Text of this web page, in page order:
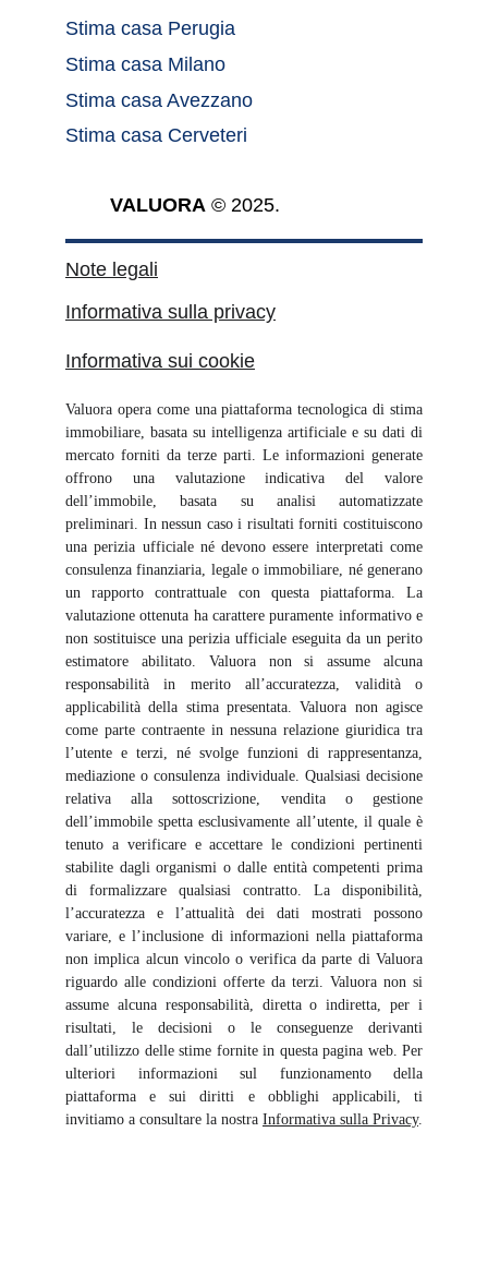
Valuora opera come una piattaforma tecnologica di stima
immobiliare, basata su intelligenza artificiale e su dati di
mercato forniti da terze parti. Le informazioni generate
offrono una valutazione indicativa del valore
dell’immobile, basata su analisi automatizzate
preliminari. In nessun caso i risultati forniti costituiscono
una perizia ufficiale né devono essere interpretati come
consulenza finanziaria, legale o immobiliare, né generano
un rapporto contrattuale con questa piattaforma. La
valutazione ottenuta ha carattere puramente informativo e
non sostituisce una perizia ufficiale eseguita da un perito
estimatore abilitato. Valuora non si assume alcuna
responsabilità in merito all’accuratezza, validità o
applicabilità della stima presentata. Valuora non agisce
come parte contraente in nessuna relazione giuridica tra
l’utente e terzi, né svolge funzioni di rappresentanza,
mediazione o consulenza individuale. Qualsiasi decisione
relativa alla sottoscrizione, vendita o gestione
dell’immobile spetta esclusivamente all’utente, il quale è
tenuto a verificare e accettare le condizioni pertinenti
stabilite dagli organismi o dalle entità competenti prima
di formalizzare qualsiasi contratto. La disponibilità,
l’accuratezza e l’attualità dei dati mostrati possono
variare, e l’inclusione di informazioni nella piattaforma
non implica alcun vincolo o verifica da parte di Valuora
riguardo alle condizioni offerte da terzi. Valuora non si
assume alcuna responsabilità, diretta o indiretta, per i
risultati, le decisioni o le conseguenze derivanti
dall’utilizzo delle stime fornite in questa pagina web. Per
ulteriori informazioni sul funzionamento della
piattaforma e sui diritti e obblighi applicabili, ti
invitiamo a consultare la nostra Informativa sulla Privacy.
VALUORA © 2025.
Note legali
Informativa sulla privacy
Informativa sui cookie
Stima casa Perugia
Stima casa Milano
Stima casa Avezzano
Stima casa Cerveteri